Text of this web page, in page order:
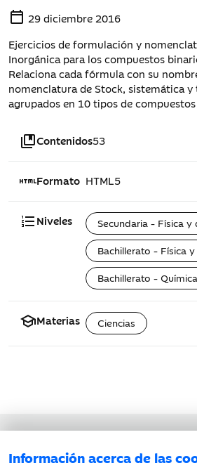
Información acerca de las
calendar_today 29 diciembre 2016
Ejercicios de formulación y
Inorgánica para los compuestos
Relaciona cada fórmula con su
nomenclatura de Stock, sistemática
agrupados en 10 tipos de
collections_bookmarkContenidos53
htmlFormato HTML5
format_list_numberedNiveles
Secundaria - Física y
Bachillerato - Física
Bachillerato - Química
schoolMaterias Ciencias